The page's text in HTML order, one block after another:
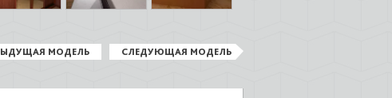
МОДЕЛЬ СЛЕДУЮЩАЯ МОДЕЛЬ